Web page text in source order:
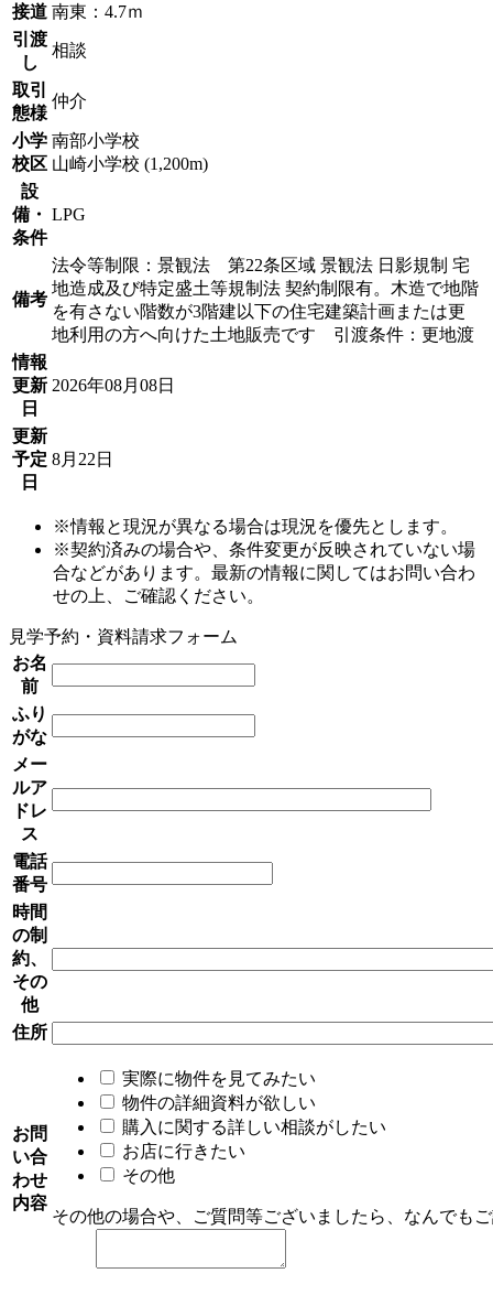
接道 南東：4.7ｍ
引渡
し
相談
取引
態様
仲介
小学
校区
南部小学校
山崎小学校 (1,200m)
設
備・
条件
LPG
備考
法令等制限：景観法 第22条区域 景観法 日影規制 宅
地造成及び特定盛土等規制法 契約制限有。木造で地階
を有さない階数が3階建以下の住宅建築計画または更
地利用の方へ向けた土地販売です 引渡条件：更地渡
情報
更新
日
2026年08月08日
更新
予定
日
8月22日
※情報と現況が異なる場合は現況を優先とします。
※契約済みの場合や、条件変更が反映されていない場
合などがあります。最新の情報に関してはお問い合わ
せの上、ご確認ください。
見学予約・資料請求フォーム
お名
前
ふり
がな
メー
ルア
ドレ
ス
電話
番号
時間
の制
約、
その
他
住所
お問
い合
わせ
内容
実際に物件を見てみたい
物件の詳細資料が欲しい
購入に関する詳しい相談がしたい
お店に行きたい
その他
その他の場合や、ご質問等ございましたら、なんでも